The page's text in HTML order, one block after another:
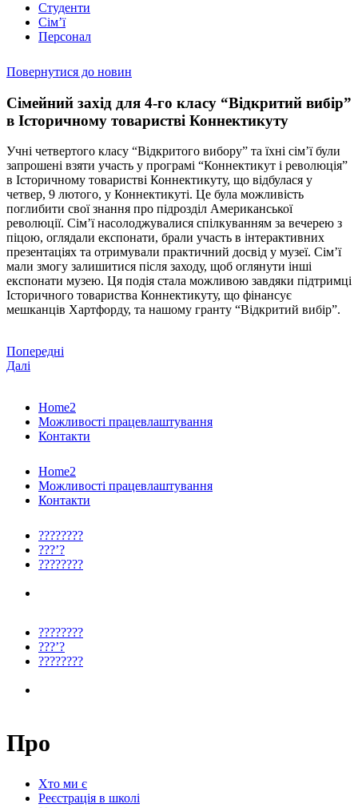
Студенти
Сім’ї
Персонал
Повернутися до новин
Сімейний захід для 4-го класу “Відкритий вибір”
в Історичному товаристві Коннектикуту
Учні четвертого класу “Відкритого вибору” та їхні сім’ї були
запрошені взяти участь у програмі “Коннектикут і революція”
в Історичному товаристві Коннектикуту, що відбулася у
четвер, 9 лютого, у Коннектикуті. Це була можливість
поглибити свої знання про підрозділ Американської
революції. Сім’ї насолоджувалися спілкуванням за вечерею з
піцою, оглядали експонати, брали участь в інтерактивних
презентаціях та отримували практичний досвід у музеї. Сім’ї
мали змогу залишитися після заходу, щоб оглянути інші
експонати музею. Ця подія стала можливою завдяки підтримці
Історичного товариства Коннектикуту, що фінансує
мешканців Хартфорду, та нашому гранту “Відкритий вибір”.
Попередні
Далі
Home2
Можливості працевлаштування
Контакти
Home2
Можливості працевлаштування
Контакти
????????
???’?
????????
????????
???’?
????????
Про
Хто ми є
Реєстрація в школі